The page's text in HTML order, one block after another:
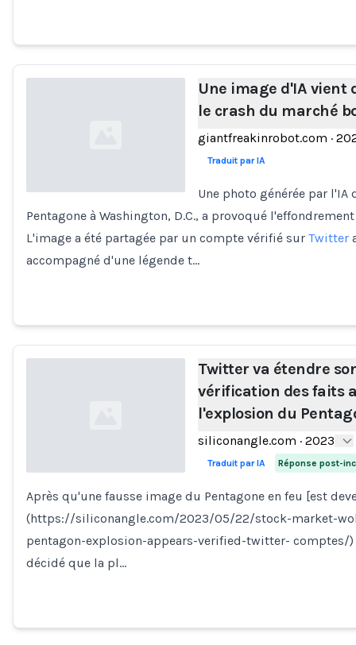
Loading...
Une image d'IA vient
le crash du marché
giantfreakinrobot.com ·
Traduit par IA
Une photo générée par
Pentagone à Washington, D.C., a provoqué
L'image a été partagée par un compte vérifié sur Twitter
accompagné d'une légende t…
Loading...
Twitter va étendre
vérification des faits
l'explosion du
siliconangle.com · 2023
Traduit par IA Réponse post-
Après qu'une fausse image du Pentagone en feu [est
(https://siliconangle.com/2023/05/22/stock-market-
pentagon-explosion-appears-verified-twitter- comptes/)
décidé que la pl…